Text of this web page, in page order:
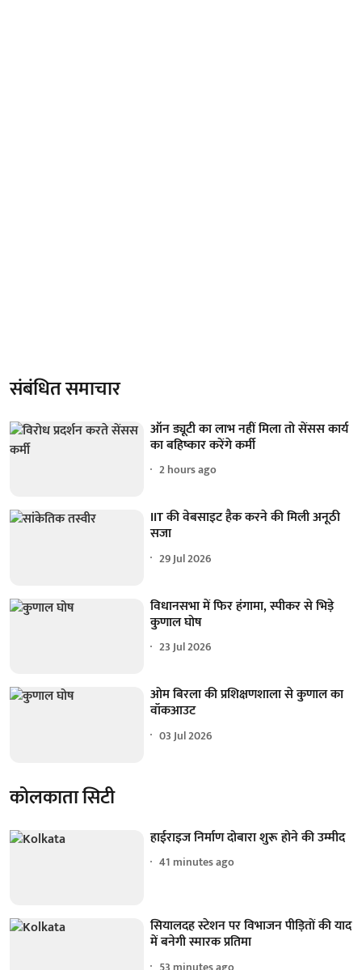
संबंधित समाचार
ऑन ड्यूटी का लाभ नहीं मिला तो सेंसस कार्य
का बहिष्कार करेंगे कर्मी
2 hours ago
IIT की वेबसाइट हैक करने की मिली अनूठी
सजा
29 Jul 2026
विधानसभा में फिर हंगामा, स्पीकर से भिड़े
कुणाल घोष
23 Jul 2026
ओम बिरला की प्रशिक्षणशाला से कुणाल का
वॉकआउट
03 Jul 2026
कोलकाता सिटी
हाईराइज निर्माण दोबारा शुरू होने की उम्मीद
41 minutes ago
सियालदह स्टेशन पर विभाजन पीड़ितों की याद
में बनेगी स्मारक प्रतिमा